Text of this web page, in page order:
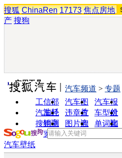
搜狐 ChinaRen 17173 焦点房地
产 搜狗
实用工具
工信部
油耗
汽车图
片
汽车报
价
汽车经
销商
违章查
询
车型对
比
搜狗浏
览器
图片欣
赏
单词翻
汽车频道 > 专题
汽车壁纸